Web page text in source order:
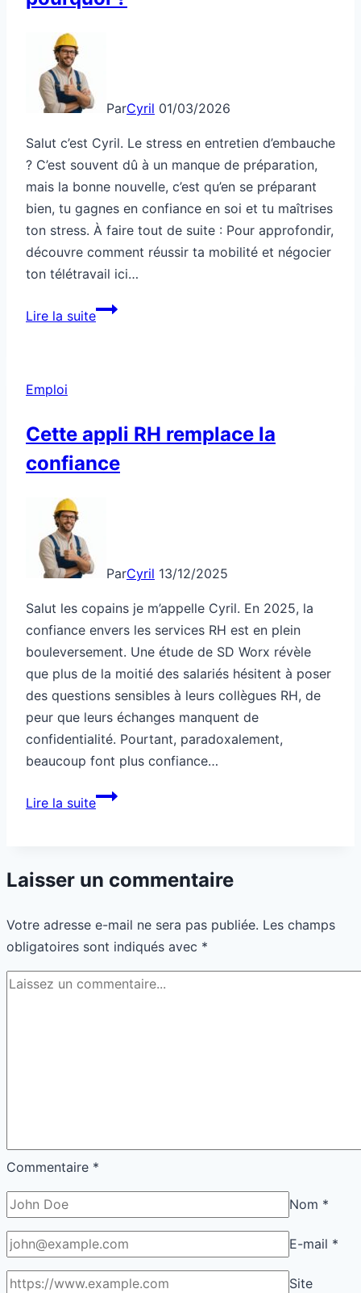
ParCyril 01/03/2026
Salut c’est Cyril. Le stress en entretien d’embauche
? C’est souvent dû à un manque de préparation,
mais la bonne nouvelle, c’est qu’en se préparant
bien, tu gagnes en confiance en soi et tu maîtrises
ton stress. À faire tout de suite : Pour approfondir,
découvre comment réussir ta mobilité et négocier
ton télétravail ici…
Lire la suiteEmploi
?
Emploi
Cette appli RH remplace la
confiance
ParCyril 13/12/2025
Salut les copains je m’appelle Cyril. En 2025, la
confiance envers les services RH est en plein
bouleversement. Une étude de SD Worx révèle
que plus de la moitié des salariés hésitent à poser
des questions sensibles à leurs collègues RH, de
peur que leurs échanges manquent de
confidentialité. Pourtant, paradoxalement,
beaucoup font plus confiance…
Lire la suiteCette
la
Laisser un commentaire
Votre adresse e-mail ne sera pas publiée. Les champs
obligatoires sont indiqués avec *
Commentaire *
Nom *
E-mail *
Site